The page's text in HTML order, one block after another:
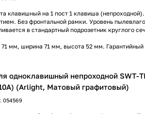
клавишный на 1 пост 1 клавиша
Без фронтальной рамки. Уровень
в стандартный подрозетник круглого
мм, ширина 71 мм, высота 52 мм. Гарантийный
одноклавишный непроходной SWT-
(Arlight, Матовый графитовый)
054569